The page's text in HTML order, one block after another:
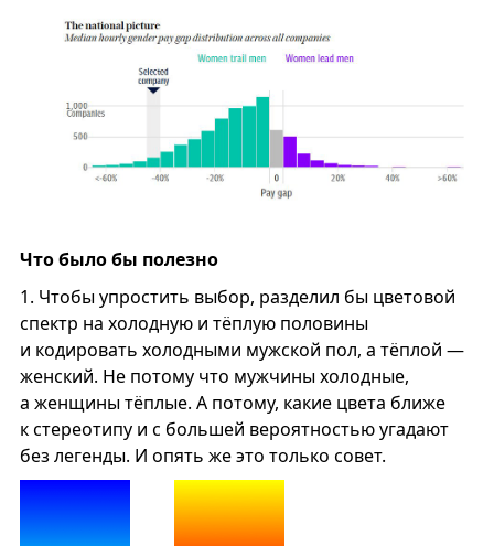
Что было бы полезно
1. Чтобы упростить выбор, разделил бы цветовой
спектр на холодную и тёплую половины
и кодировать холодными мужской пол, а тёплой —
женский. Не потому что мужчины холодные,
а женщины тёплые. А потому, какие цвета ближе
к стереотипу и с большей вероятностью угадают
без легенды. И опять же это только совет.